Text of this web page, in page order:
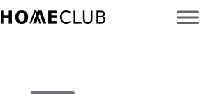
Homeclub